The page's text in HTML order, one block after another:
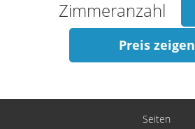
Zimmeranzahl
Preis zeigen
Seiten